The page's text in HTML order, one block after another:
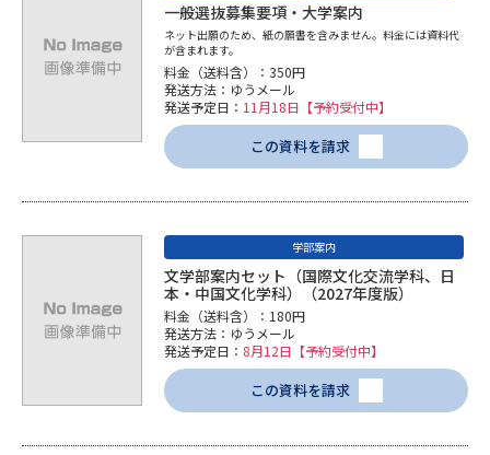
一般選抜募集要項・大学案内
ネット出願のため、紙の願書を含みません。料金には資料代
が含まれます。
料金（送料含）：350円
発送方法：ゆうメール
発送予定日： 11月18日【予約受付中】
この資料を請求
学部案内
文学部案内セット（国際文化交流学科、日
本・中国文化学科）（2027年度版）
料金（送料含）：180円
発送方法：ゆうメール
発送予定日： 8月12日【予約受付中】
この資料を請求